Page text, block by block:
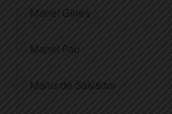
Manel Gines
Manel Pau
Manu de Salvador